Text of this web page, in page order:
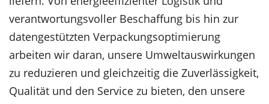
verantwortungsvoller Beschaffung bis hin zur
datengestützten Verpackungsoptimierung
arbeiten wir daran, unsere Umweltauswirkungen
zu reduzieren und gleichzeitig die Zuverlässigkeit,
Qualität und den Service zu bieten, den unsere